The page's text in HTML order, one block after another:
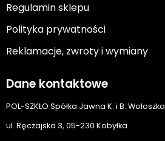
Regulamin sklepu
Polityka prywatności
Reklamacje, zwroty i wymiany
Dane kontaktowe
POL-SZKŁO Spółka Jawna K. i B. Wołoszka
ul. Ręczajska 3, 05-230 Kobyłka